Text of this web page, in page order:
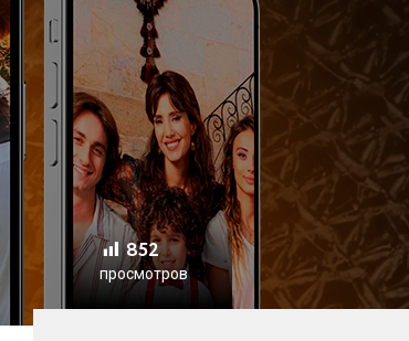
852
просмотров